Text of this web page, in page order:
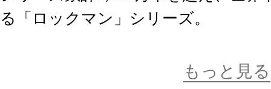
る「ロックマン」シリーズ。
深みのある世界観が人気を博し、新
もっと見る